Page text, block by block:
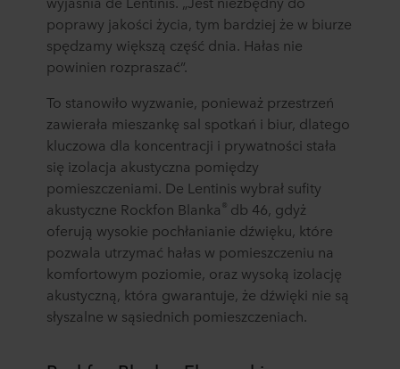
poprawy jakości życia, tym bardziej że w biurze
spędzamy większą część dnia. Hałas nie
powinien rozpraszać”.
To stanowiło wyzwanie, ponieważ przestrzeń
zawierała mieszankę sal spotkań i biur, dlatego
kluczowa dla koncentracji i prywatności stała
się izolacja akustyczna pomiędzy
pomieszczeniami. De Lentinis wybrał sufity
akustyczne Rockfon Blanka ® db 46, gdyż
oferują wysokie pochłanianie dźwięku, które
pozwala utrzymać hałas w pomieszczeniu na
komfortowym poziomie, oraz wysoką izolację
akustyczną, która gwarantuje, że dźwięki nie są
słyszalne w sąsiednich pomieszczeniach.